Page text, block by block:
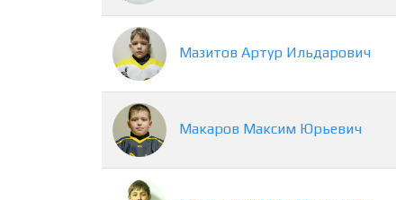
Мазитов Артур Ильдарович
Макаров Максим Юрьевич